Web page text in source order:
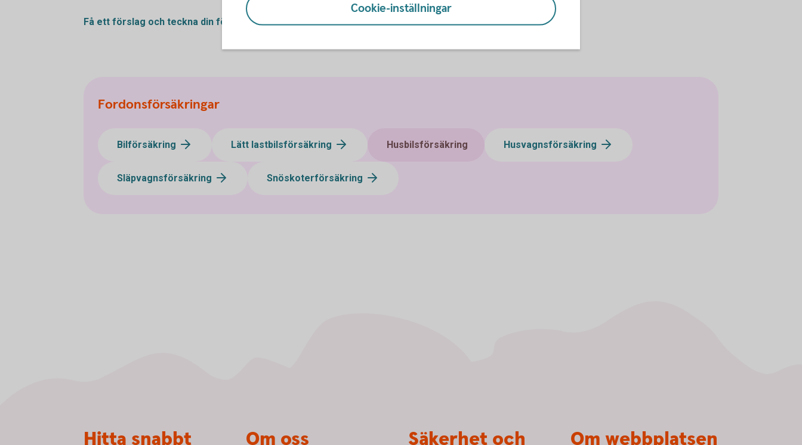
Få ett förslag och teckna din försäkring
Ring 0224-850 00 och skaffa
Fordonsförsäkringar
Bilförsäkring Lätt lastbilsförsäkring Husbilsförsäkring Husvagnsförsäkring
Släpvagnsförsäkring Snöskoterförsäkring
Cookie-inställningar
Hitta snabbt Om oss Säkerhet och Om webbplatsen